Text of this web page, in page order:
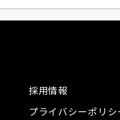
採用情報
プライバシーポリシ